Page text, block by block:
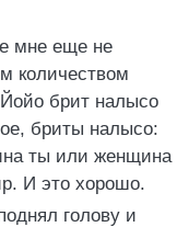
мне еще не
количеством
брит налысо
бриты налысо:
ты или женщина
И это хорошо.
голову и